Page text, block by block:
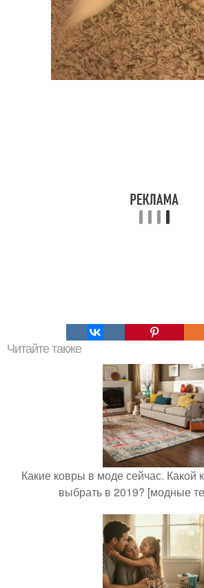
Читайте также
Какие ковры в моде сейчас. Какой
выбрать в 2019? [модные